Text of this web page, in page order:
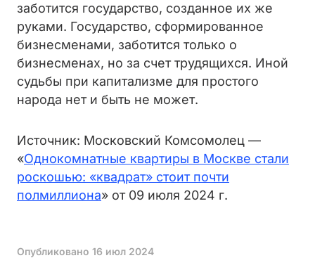
заботится государство, созданное их же
руками. Государство, сформированное
бизнесменами, заботится только о
бизнесменах, но за счет трудящихся. Иной
судьбы при капитализме для простого
народа нет и быть не может.
Источник: Московский Комсомолец —
«Однокомнатные квартиры в Москве стали
роскошью: «квадрат» стоит почти
полмиллиона» от 09 июля 2024 г.
Опубликовано 16 июл 2024